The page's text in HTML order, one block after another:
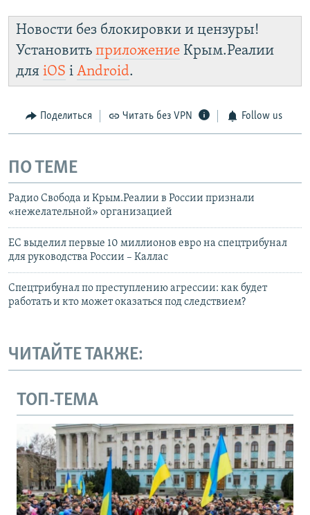
Крым.Реалии
зеркального
сайта: https://d1gydayz2w70yv.cloudfront.net/
установить VPN
Новости без блокировки и цензуры!
Установить приложение Крым.Реалии
для iOS і Android.
Поделиться Читать без VPN Follow us
ПО ТЕМЕ
Радио Свобода и Крым.Реалии в России признали
«нежелательной» организацией
ЕС выделил первые 10 миллионов евро на спецтрибунал
для руководства России – Каллас
Спецтрибунал по преступлению агрессии: как будет
работать и кто может оказаться под следствием?
ЧИТАЙТЕ ТАКЖЕ:
ТОП-ТЕМА